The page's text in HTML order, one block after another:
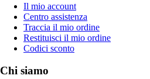
Il mio account
Centro assistenza
Traccia il mio ordine
Restituisci il mio ordine
Codici sconto
Chi siamo